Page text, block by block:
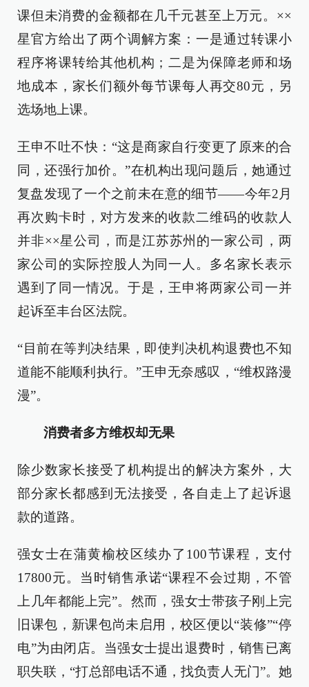
课但未消费的金额都在几千元甚至上万元。××
星官方给出了两个调解方案：一是通过转课小
程序将课转给其他机构；二是为保障老师和场
地成本，家长们额外每节课每人再交80元，另
选场地上课。
王申不吐不快：“这是商家自行变更了原来的合
同，还强行加价。”在机构出现问题后，她通过
复盘发现了一个之前未在意的细节——今年2月
再次购卡时，对方发来的收款二维码的收款人
并非××星公司，而是江苏苏州的一家公司，两
家公司的实际控股人为同一人。多名家长表示
遇到了同一情况。于是，王申将两家公司一并
起诉至丰台区法院。
“目前在等判决结果，即使判决机构退费也不知
道能不能顺利执行。”王申无奈感叹，“维权路漫
漫”。
消费者多方维权却无果
除少数家长接受了机构提出的解决方案外，大
部分家长都感到无法接受，各自走上了起诉退
款的道路。
强女士在蒲黄榆校区续办了100节课程，支付
17800元。当时销售承诺“课程不会过期，不管
上几年都能上完”。然而，强女士带孩子刚上完
旧课包，新课包尚未启用，校区便以“装修”“停
电”为由闭店。当强女士提出退费时，销售已离
职失联，“打总部电话不通，找负责人无门”。她